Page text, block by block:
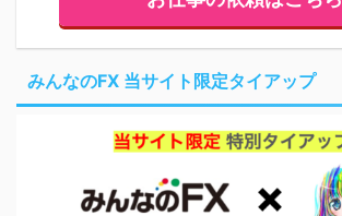
みんなのFX 当サイト限定タイアップ